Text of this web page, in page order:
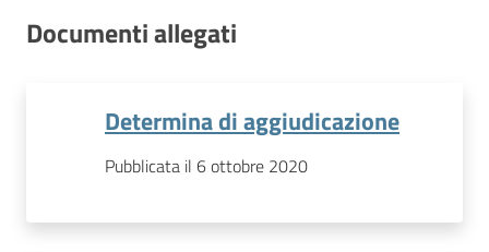
Documenti allegati
Determina di aggiudicazione
Pubblicata il 6 ottobre 2020